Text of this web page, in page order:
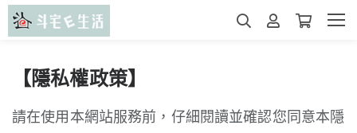
【隱私權政策】
請在使用本網站服務前，仔細閱讀並確認您同意本隱